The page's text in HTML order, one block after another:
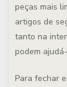
peças mais
artigos de
tanto na
podem
Para fechar